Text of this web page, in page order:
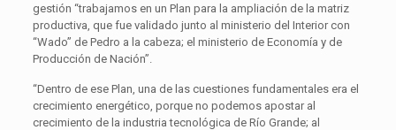
gestión “trabajamos en un Plan para la ampliación de la matriz
productiva, que fue validado junto al ministerio del Interior con
“Wado” de Pedro a la cabeza; el ministerio de Economía y de
Producción de Nación”.
“Dentro de ese Plan, una de las cuestiones fundamentales era el
crecimiento energético, porque no podemos apostar al
crecimiento de la industria tecnológica de Río Grande; al